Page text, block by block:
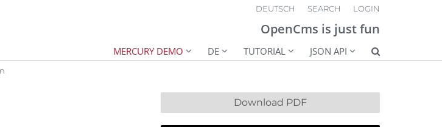
DEUTSCH SEARCH LOGIN
OpenCms is just fun
MERCURY DEMO DE TUTORIAL JSON API
Download PDF